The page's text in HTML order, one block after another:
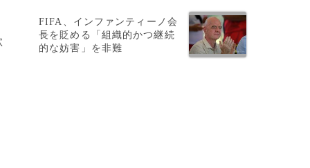
FIFA、インファンティーノ会
長を貶める「組織的かつ継続
的な妨害」を非難